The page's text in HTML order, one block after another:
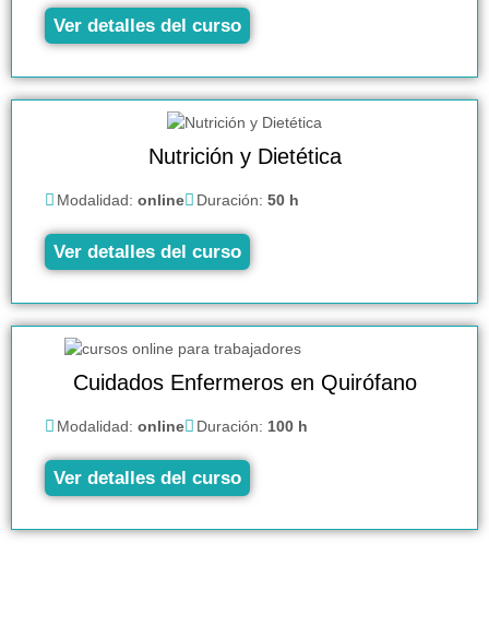
Ver detalles del curso
Nutrición y Dietética
Modalidad: online Duración: 50 h
Ver detalles del curso
Cuidados Enfermeros en Quirófano
Modalidad: online Duración: 100 h
Ver detalles del curso